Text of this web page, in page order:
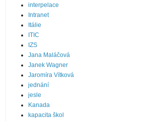
interpelace
Intranet
Itálie
ITIC
IZS
Jana Maláčová
Janek Wagner
Jaromíra Vítková
jednání
jesle
Kanada
kapacita škol